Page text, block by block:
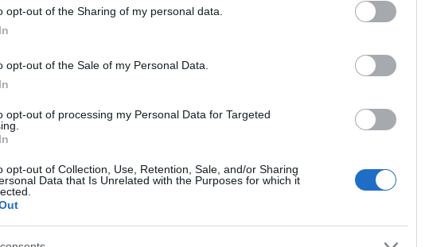
opt-out of the Sharing of my personal data.
opt-out of the Sale of my Personal Data.
opt-out of processing my Personal Data for Targeted
opt-out of Collection, Use, Retention, Sale, and/or Sharing
Data that Is Unrelated with the Purposes for which it
(csoport)érdekek és szűk értelemben vett
inkább egy olyan alulról szerveződő képződményről
segítségével, mint a térfoglalás, a sátor, vagy a
amolyan kulturális vírusként a (közösségi) média által
a figyelmet arra, hogy a fennálló berendezkedés
alternatív viselkedésmódokat, hozzáállást,
az ezzel kapcsolatos információkat. Ahogy egy
is not a protest, this is a PROCESS” (Ez nem egy
sokkal inkább hasonlíthatók a hacktivizmushoz,
mint a hagyományos utcai tiltakozó-
első sorban figyelemfelkeltő akciókat hajtanak végre,
terjesztenek. A hagyományos utcai demonstrációk
hogy egy-egy akció mekkora tömeget